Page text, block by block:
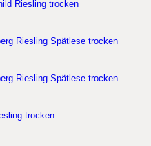
Riesling trocken
Riesling Spätlese trocken
Riesling Spätlese trocken
trocken